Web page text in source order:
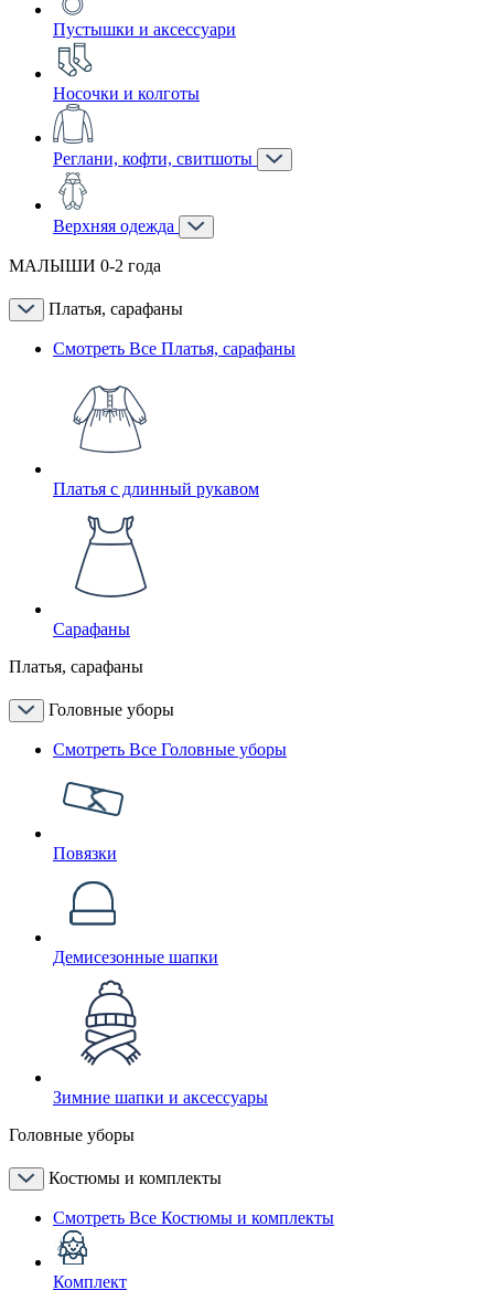
Пустышки и аксессуари
Носочки и колготы
Реглани, кофти, свитшоты
Верхняя одежда
МАЛЫШИ 0-2 года
Платья, сарафаны
Смотреть Все Платья, сарафаны
Платья с длинный рукавом
Сарафаны
Платья, сарафаны
Головные уборы
Смотреть Все Головные уборы
Повязки
Демисезонные шапки
Зимние шапки и аксессуары
Головные уборы
Костюмы и комплекты
Смотреть Все Костюмы и комплекты
Комплект